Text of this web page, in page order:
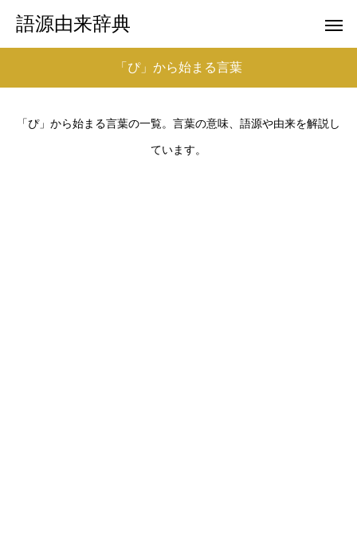
語源由来辞典
「ぴ」から始まる言葉
「ぴ」から始まる言葉の一覧。言葉の意味、語源や由来を解説し
ています。